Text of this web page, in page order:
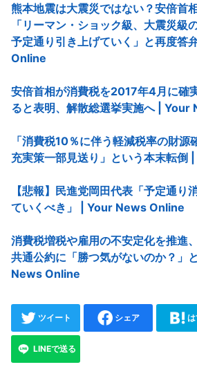
熊本地震は大震災ではない？安倍首
「リーマン・ショック級、大震災級
予定通り引き上げていく」と再度答
Online
安倍首相が消費税を2017年4月に確
ると表明、解散総選挙実施へ |
「消費税10％に伴う軽減税率の財源
充実策一部見送り」という本末転
【悲報】民進党岡田代表「予定通り
ていくべき」 | Your News Online
消費税増税や雇用の不安定化を推進
共通公約に「勝つ気がないのか？」
News Online
ツイート シェア は
LINEで送る